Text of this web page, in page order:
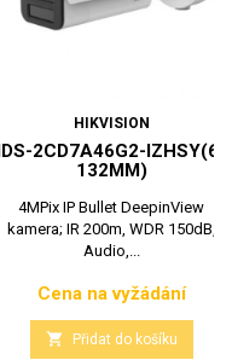
HIKVISION
IDS-2CD7A46G2-IZHSY(6-
132MM)
4MPix IP Bullet DeepinView
kamera; IR 200m, WDR 150dB,
Audio,...
Cena
Cena na vyžádání
 Přidat do košíku